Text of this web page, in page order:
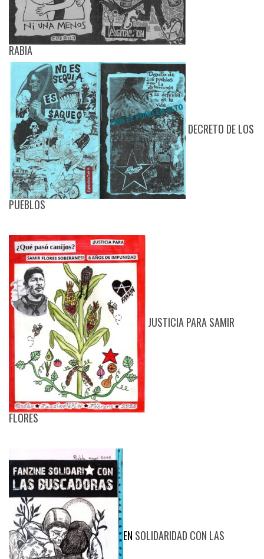
RABIA
DECRETO DE LOS
PUEBLOS
JUSTICIA PARA SAMIR
FLORES
EN SOLIDARIDAD CON LAS